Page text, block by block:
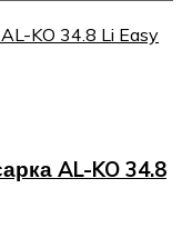
AL-KO 34.8